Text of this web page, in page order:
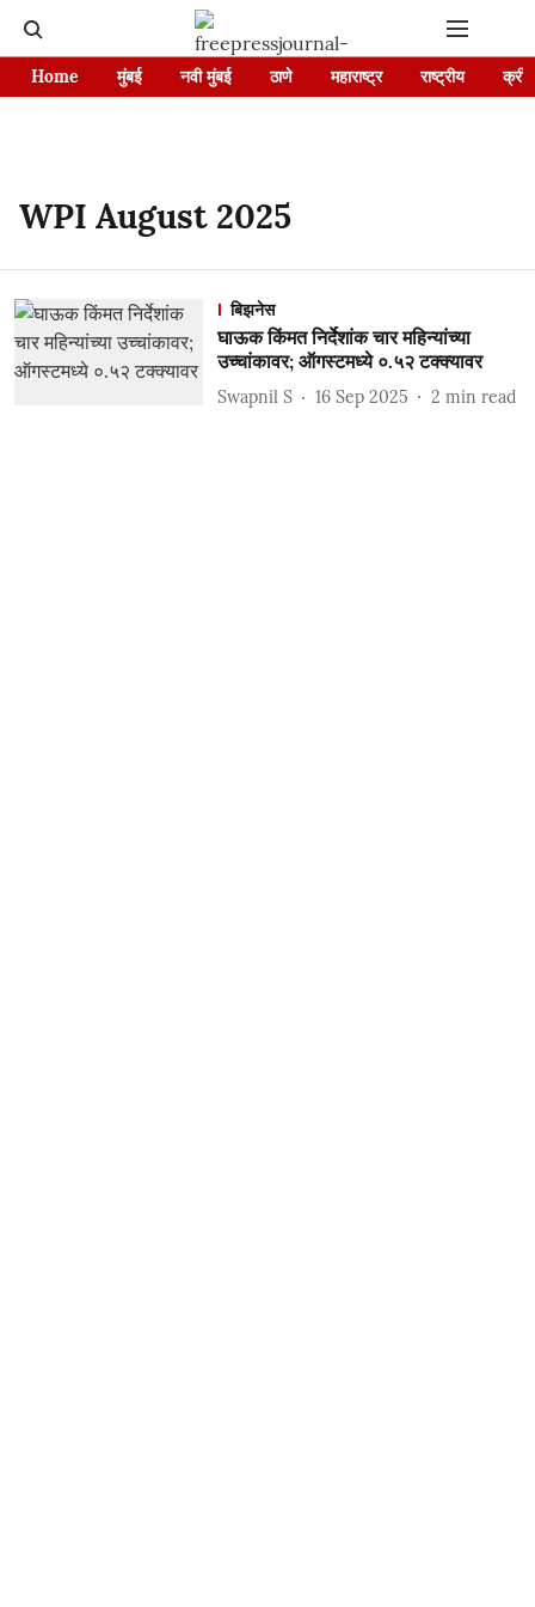
Home मुंबई नवी मुंबई ठाणे महाराष्ट्र राष्ट्रीय
WPI August 2025
बिझनेस
घाऊक किंमत निर्देशांक चार महिन्यांच्या
उच्चांकावर; ऑगस्टमध्ये ०.५२ टक्क्यावर
Swapnil S 16 Sep 2025 2 min read